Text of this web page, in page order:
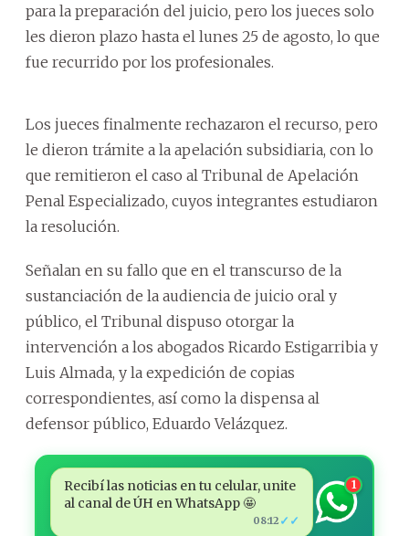
para la preparación del juicio, pero los jueces solo
les dieron plazo hasta el lunes 25 de agosto, lo que
fue recurrido por los profesionales.
Los jueces finalmente rechazaron el recurso, pero
le dieron trámite a la apelación subsidiaria, con lo
que remitieron el caso al Tribunal de Apelación
Penal Especializado, cuyos integrantes estudiaron
la resolución.
Señalan en su fallo que en el transcurso de la
sustanciación de la audiencia de juicio oral y
público, el Tribunal dispuso otorgar la
intervención a los abogados Ricardo Estigarribia y
Luis Almada, y la expedición de copias
correspondientes, así como la dispensa al
defensor público, Eduardo Velázquez.
Recibí las noticias en tu celular, unite
al canal de ÚH en WhatsApp 🤩
08:12 ✓✓
1